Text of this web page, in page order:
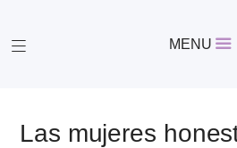
MENU
Las mujeres